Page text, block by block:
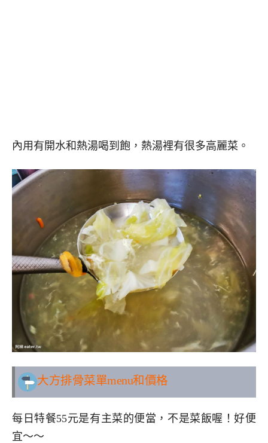
內用有開水和熱湯喝到飽，熱湯裡有很多高麗菜。
大方排骨菜單menu和價格
每日特餐55元是有主菜的便當，不是菜飯喔！好便
宜～～